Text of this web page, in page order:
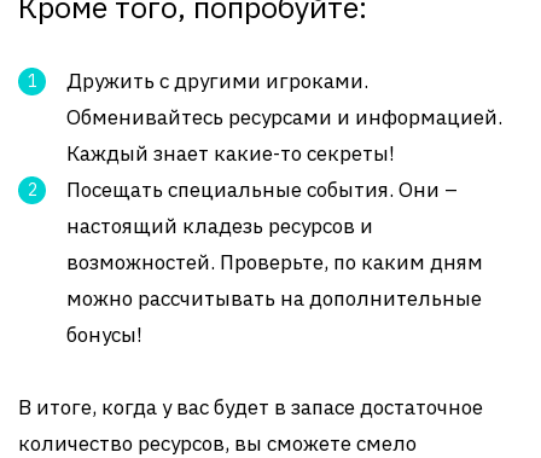
Дружить с другими игроками.
Обменивайтесь ресурсами и информацией.
Каждый знает какие-то секреты!
Посещать специальные события. Они –
настоящий кладезь ресурсов и
возможностей. Проверьте, по каким дням
можно рассчитывать на дополнительные
бонусы!
В итоге, когда у вас будет в запасе достаточное
количество ресурсов, вы сможете смело